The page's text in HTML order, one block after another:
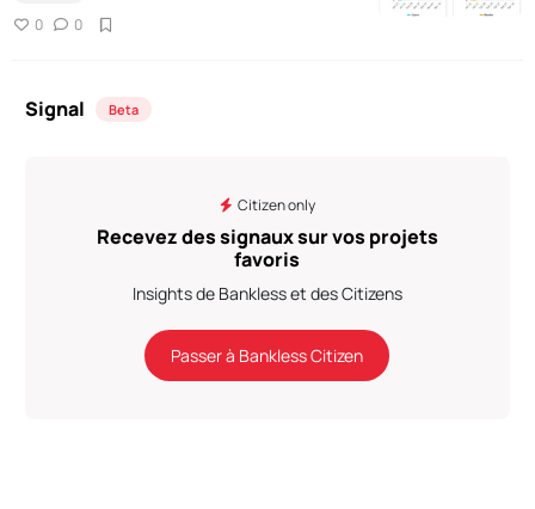
0 0
Signal Beta
Citizen only
Recevez des signaux sur vos projets
favoris
Insights de Bankless et des Citizens
Passer à Bankless Citizen